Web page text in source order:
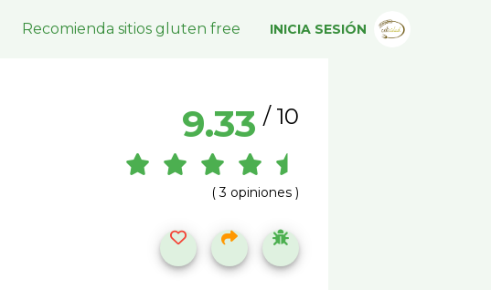
Recomienda sitios gluten free INICIA SESIÓN
9.33 / 10
( 3 opiniones )